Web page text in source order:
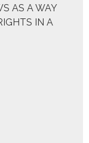
AS A WAY
IN A